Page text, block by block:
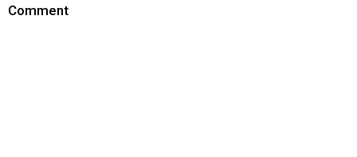
Comment